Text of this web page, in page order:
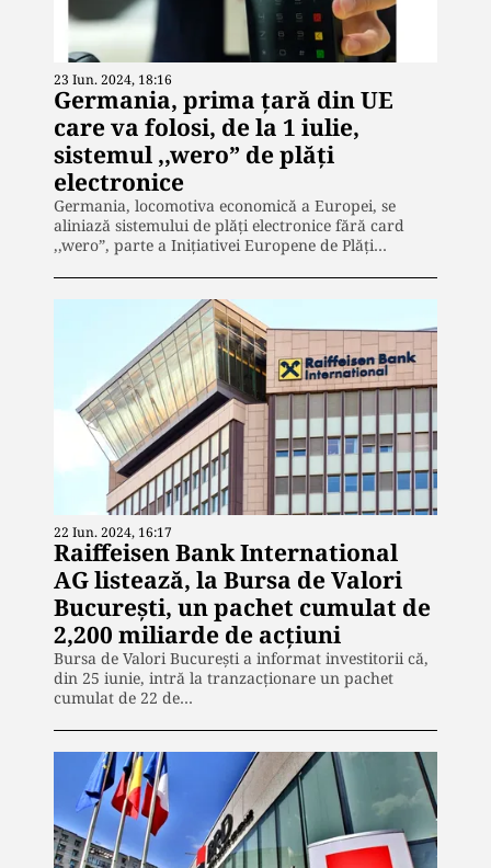
23 Iun. 2024, 18:16
Germania, prima țară din UE
care va folosi, de la 1 iulie,
sistemul ,,wero” de plăți
electronice
Germania, locomotiva economică a Europei, se
aliniază sistemului de plăți electronice fără card
,,wero”, parte a Inițiativei Europene de Plăți…
22 Iun. 2024, 16:17
Raiffeisen Bank International
AG listează, la Bursa de Valori
București, un pachet cumulat de
2,200 miliarde de acțiuni
Bursa de Valori București a informat investitorii că,
din 25 iunie, intră la tranzacționare un pachet
cumulat de 22 de…